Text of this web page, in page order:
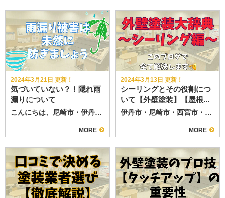
2024年3月21日 更新！
気づいていない？！隠れ雨
漏りについて
こんにちは、尼崎市・伊丹市の外壁塗装・屋根塗装専門 ＼塗替え太郎です／ 尼崎市近郊のみなさま、昨日の激しい風と雨すごかったですね
MORE
2024年3月13日 更新！
シーリングとその役割につ
いて【外壁塗装】【屋根...
伊丹市・尼崎市・西宮市・宝塚市の皆様こんにちは
MORE